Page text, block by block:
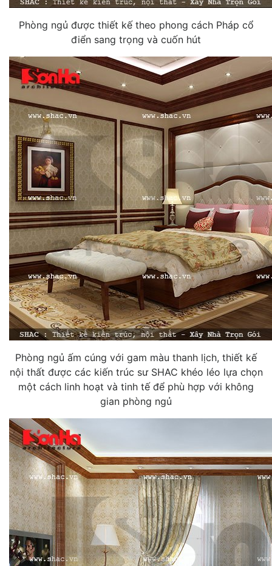
Phòng ngủ được thiết kế theo phong cách Pháp cổ
điển sang trọng và cuốn hút
Phòng ngủ ấm cúng với gam màu thanh lịch, thiết kế
nội thất được các kiến trúc sư SHAC khéo léo lựa chọn
một cách linh hoạt và tinh tế để phù hợp với không
gian phòng ngủ